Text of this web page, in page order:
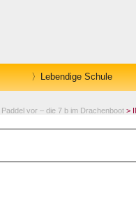
Lebendige Schule
Paddel vor – die 7 b im Drachenboot >